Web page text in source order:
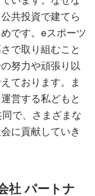
共投資で建てら
です。eスポーツ
で取り組むこと
努力や頑張り以
ております。ま
営する私どもと
で、さまざまな
に貢献していき
社 パートナ